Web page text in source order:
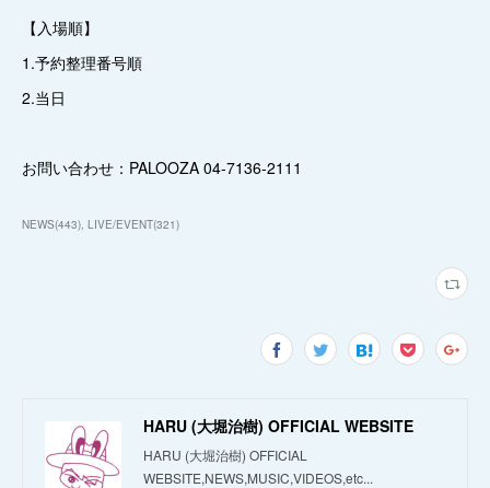
【入場順】
1.予約整理番号順
2.当日
お問い合わせ：PALOOZA 04-7136-2111
NEWS(443) LIVE/EVENT(321)
HARU (大堀治樹) OFFICIAL WEBSITE
HARU (大堀治樹) OFFICIAL
WEBSITE,NEWS,MUSIC,VIDEOS,etc...